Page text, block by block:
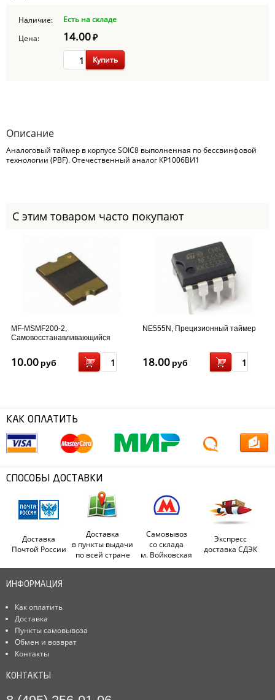
Наличие:
Есть на складе
Цена:
14.00₽
Купить
Описание
Аналоговый таймер в корпусе SOIC8 выполненная по бессвинфовой
технологии (PBF). Отечественный аналог КР1006ВИ1
С этим товаром часто покупают
MF-MSMF200-2,
Самовосстанавливающийся
10.00 руб
NE555N, Прецизионный таймер
18.00 руб
КАК ОПЛАТИТЬ
СПОСОБЫ ДОСТАВКИ
Доставка
Почтой России
Доставка
в пункты выдачи
по всей стране
Самовывоз
со склада
м. Войковская
Экспресс
доставка СДЭК
ИНФОРМАЦИЯ
Как оплатить
Доставка
Пункты самовывоза
Обмен и возврат
Контакты
КОНТАКТЫ